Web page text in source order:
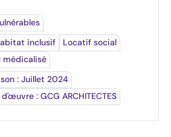
inclusif
Locatif social
médicalisé
: Juillet 2024
: GCG ARCHITECTES